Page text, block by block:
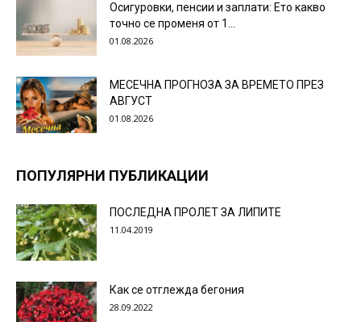
Осигуровки, пенсии и заплати: Ето какво
точно се променя от 1...
01.08.2026
МЕСЕЧНА ПРОГНОЗА ЗА ВРЕМЕТО ПРЕЗ
АВГУСТ
01.08.2026
ПОПУЛЯРНИ ПУБЛИКАЦИИ
ПОСЛЕДНА ПРОЛЕТ ЗА ЛИПИТЕ
11.04.2019
Как се отглежда бегония
28.09.2022